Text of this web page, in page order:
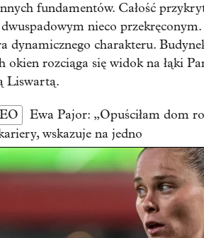
fundamentów. Całość
dwuspadowym nieco przekręconym.
dynamicznego charakteru.
okien rozciąga się widok na łąki
Liswartą.
Ewa Pajor: „Opuściłam dom
wskazuje na jedno